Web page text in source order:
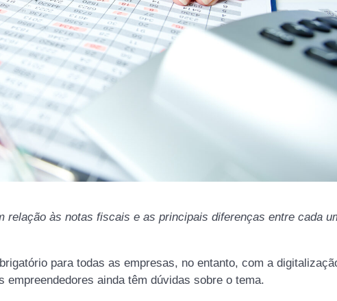
às notas fiscais e as principais diferenças entre cada
para todas as empresas, no entanto, com a
ainda têm dúvidas sobre o tema.